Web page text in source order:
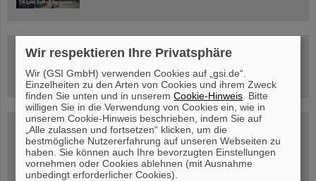
Besichtigung von GSI/FAIR –
jetzt Termin buchen!
Blog Beam On
Menschen...hinter GSI und FAIR.
Wir respektieren Ihre Privatsphäre
Wir (GSI GmbH) verwenden Cookies auf „gsi.de“.
Einzelheiten zu den Arten von Cookies und ihrem Zweck
finden Sie unten und in unseremCookie-Hinweis . Bitte
willigen Sie in die Verwendung von Cookies ein, wie in
unserem Cookie-Hinweis beschrieben, indem Sie auf
„Alle zulassen und fortsetzen“ klicken, um die
bestmögliche Nutzererfahrung auf unseren Webseiten zu
haben. Sie können auch Ihre bevorzugten Einstellungen
vornehmen oder Cookies ablehnen (mit Ausnahme
unbedingt erforderlicher Cookies).